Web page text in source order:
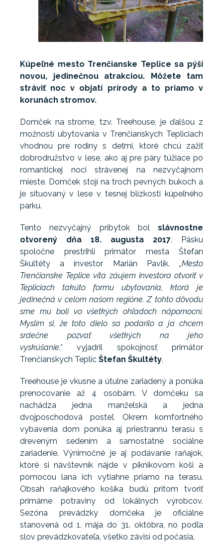
Kúpeľné mesto Trenčianske Teplice sa pýši
novou, jedinečnou atrakciou. Môžete tam
stráviť noc v objatí prírody a to priamo v
korunách stromov.
Domček na strome, tzv. Treehouse, je ďalšou z
možností ubytovania v Trenčianskych Tepliciach
vhodnou pre rodiny s deťmi, ktoré chcú zažiť
dobrodružstvo v lese, ako aj pre páry túžiace po
romantickej noci strávenej na nezvyčajnom
mieste. Domček stojí na troch pevných bukoch a
je situovaný v lese v tesnej blízkosti kúpeľného
parku.
Tento nezvyčajný príbytok bol slávnostne
otvorený dňa 18. augusta 2017. Pásku
spoločne prestrihli primátor mesta Štefan
Škultéty a investor Marián Pavlík. „Mesto
Trenčianske Teplice víta záujem investora otvoriť v
Tepliciach takúto formu ubytovania, ktorá je
jedinečná v celom našom regióne. Z tohto dôvodu
sme mu boli vo všetkých ohľadoch nápomocní.
Myslím si, že toto dielo sa podarilo a ja chcem
srdečne pozvať všetkých na jeho
vyskúšanie,“ vyjadril spokojnosť primátor
Trenčianskych Teplíc Štefan Škultéty.
Treehouse je vkusne a útulne zariadený a ponúka
prenocovanie až 4 osobám. V domčeku sa
nachádza jedna manželská a jedna
dvojposchodová posteľ. Okrem komfortného
vybavenia dom ponúka aj priestrannú terasu s
dreveným sedením a samostatné sociálne
zariadenie. Výnimočné je aj podávanie raňajok,
ktoré si návštevník nájde v piknikovom koši a
pomocou lana ich vytiahne priamo na terasu.
Obsah raňajkového košíka budú pritom tvoriť
primárne potraviny od lokálnych výrobcov.
Sezóna prevádzky domčeka je oficiálne
stanovená od 1. mája do 31. októbra, no podľa
slov prevádzkovateľa, všetko závisí od počasia.